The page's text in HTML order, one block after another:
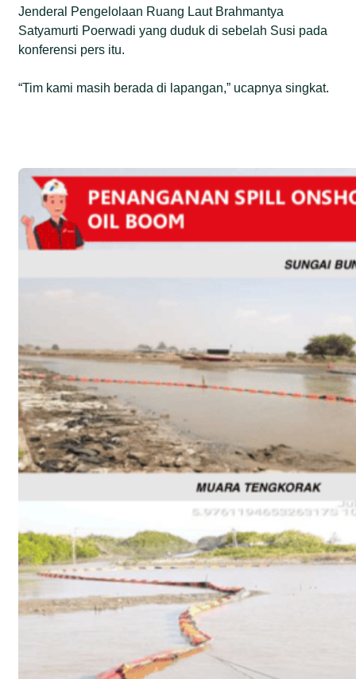
Jenderal Pengelolaan Ruang Laut Brahmantya
Satyamurti Poerwadi yang duduk di sebelah Susi pada
konferensi pers itu.
“Tim kami masih berada di lapangan,” ucapnya singkat.